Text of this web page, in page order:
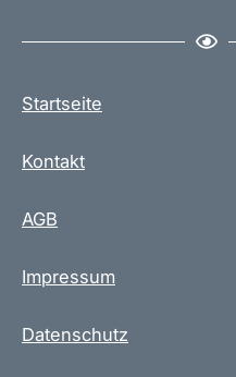
Startseite
Kontakt
AGB
Impressum
Datenschutz